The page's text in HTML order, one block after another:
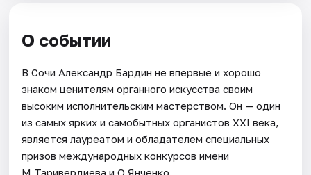
О событии
В Сочи Александр Бардин не впервые и хорошо
знаком ценителям органного искусства своим
высоким исполнительским мастерством. Он — один
из самых ярких и самобытных органистов XXI века,
является лауреатом и обладателем специальных
призов международных конкурсов имени
М.Таривердиева и О.Янченко.